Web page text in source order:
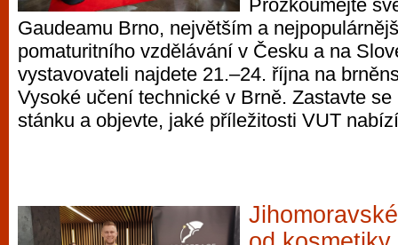
Prozkoumejte
Gaudeamu Brno, největším a
pomaturitního vzdělávání v Česku a na
vystavovateli najdete 21.–24. října na
Vysoké učení technické v Brně. Zastavte
stánku a objevte, jaké příležitosti VUT